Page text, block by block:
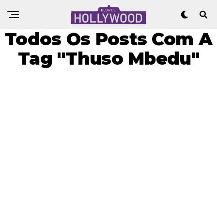
Todos Os Posts Com A
Tag "Thuso Mbedu"